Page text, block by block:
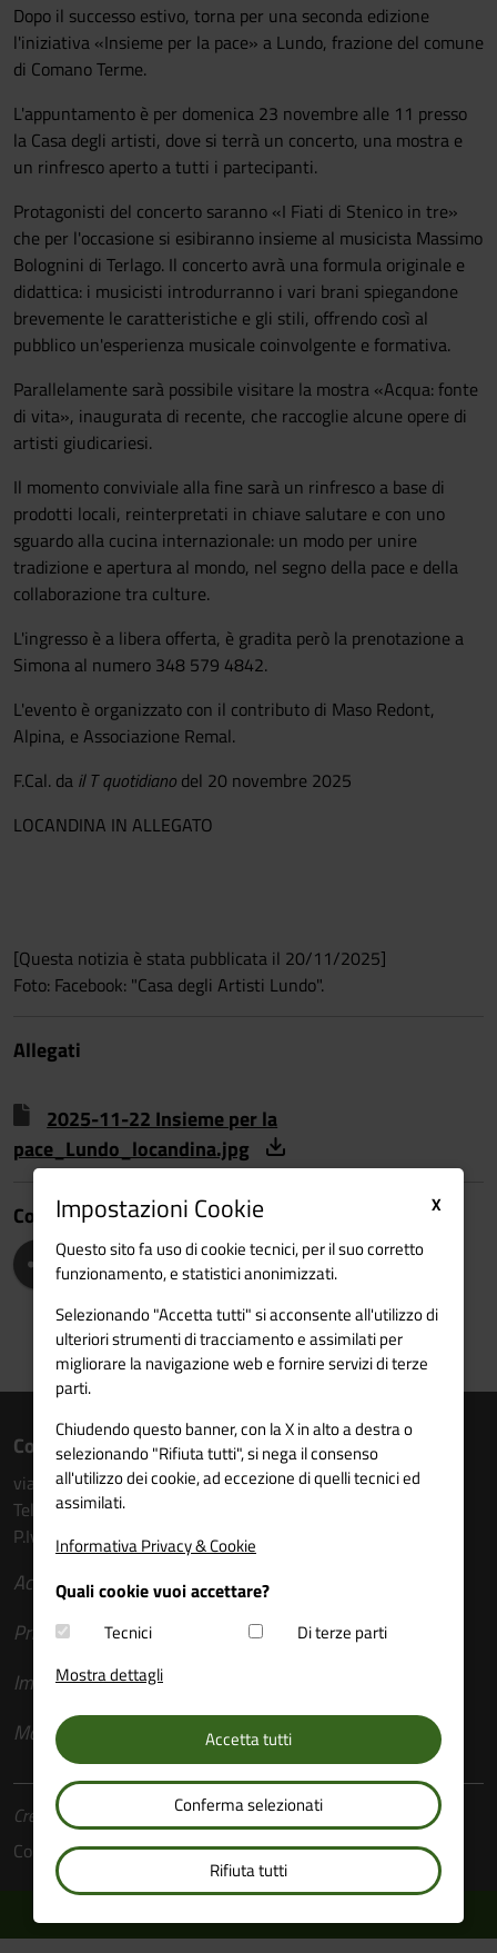
Dopo il successo estivo, torna per una seconda edizione
l'iniziativa «Insieme per la pace» a Lundo, frazione del comune
di Comano Terme.
L'appuntamento è per domenica 23 novembre alle 11 presso
la Casa degli artisti, dove si terrà un concerto, una mostra e
un rinfresco aperto a tutti i partecipanti.
Protagonisti del concerto saranno «I Fiati di Stenico in tre»
che per l'occasione si esibiranno insieme al musicista Massimo
Bolognini di Terlago. Il concerto avrà una formula originale e
didattica: i musicisti introdurranno i vari brani spiegandone
brevemente le caratteristiche e gli stili, offrendo così al
pubblico un'esperienza musicale coinvolgente e formativa.
Parallelamente sarà possibile visitare la mostra «Acqua: fonte
di vita», inaugurata di recente, che raccoglie alcune opere di
artisti giudicariesi.
Il momento conviviale alla fine sarà un rinfresco a base di
prodotti locali, reinterpretati in chiave salutare e con uno
sguardo alla cucina internazionale: un modo per unire
tradizione e apertura al mondo, nel segno della pace e della
collaborazione tra culture.
L'ingresso è a libera offerta, è gradita però la prenotazione a
Simona al numero 348 579 4842.
L'evento è organizzato con il contributo di Maso Redont,
Alpina, e Associazione Remal.
F.Cal. da il T quotidiano del 20 novembre 2025
LOCANDINA IN ALLEGATO
[Questa notizia è stata pubblicata il 20/11/2025]
Foto: Facebook: "Casa degli Artisti Lundo".
Allegati
2025-11-22 Insieme per la
pace_Lundo_locandina.jpg
Condividi
Contatti
via Torre Verde n. 14 - 5° piano - 38122 Trento
Tel. 0461 213176
P.Iva: 80009910227
Accessibilità
Privacy e social
Impostazioni Cookie
Mappa
Crediti
Consiglio della Provincia Autonoma di Trento
X
Impostazioni Cookie
Questo sito fa uso di cookie tecnici, per il suo corretto
funzionamento, e statistici anonimizzati.
Selezionando "Accetta tutti" si acconsente all'utilizzo di
ulteriori strumenti di tracciamento e assimilati per
migliorare la navigazione web e fornire servizi di terze
parti.
Chiudendo questo banner, con la X in alto a destra o
selezionando "Rifiuta tutti", si nega il consenso
all'utilizzo dei cookie, ad eccezione di quelli tecnici ed
assimilati.
Informativa Privacy & Cookie
Quali cookie vuoi accettare?
Tecnici
Di terze parti
Mostra dettagli
Accetta tutti
Conferma selezionati
Rifiuta tutti